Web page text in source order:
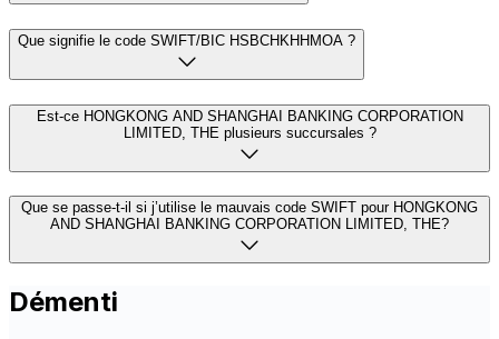
Que signifie le code SWIFT/BIC HSBCHKHHMOA ?
Est-ce HONGKONG AND SHANGHAI BANKING CORPORATION
LIMITED, THE plusieurs succursales ?
Que se passe-t-il si j’utilise le mauvais code SWIFT pour HONGKONG
AND SHANGHAI BANKING CORPORATION LIMITED, THE?
Démenti